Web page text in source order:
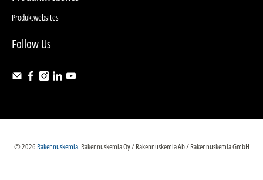
Produktwebsites
Follow Us
© 2026 Rakennuskemia. Rakennuskemia Oy / Rakennuskemia Ab / Rakennuskemia GmbH